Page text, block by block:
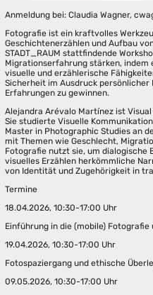
Anmeldung bei: Claudia Wagner,
Fotografie ist ein kraftvolles
Geschichtenerzählen und Aufbau
STADT_RAUM stattfindende
Migrationserfahrung stärken,
visuelle und erzählerische
Sicherheit im Ausdruck
Erfahrungen zu gewinnen.
Alejandra Arévalo Martínez ist
Sie studierte Visuelle
Master in Photographic Studies an
mit Themen wie Geschlecht,
Fotografie nutzt sie, um dialogische
visuelles Erzählen herkömmliche
von Identität und Zugehörigkeit in
Termine
18.04.2026, 10:30-17:00 Uhr
Einführung in die (mobile)
19.04.2026, 10:30-17:00 Uhr
Fotospaziergang und ethische
09.05.2026, 10:30-17:00 Uhr